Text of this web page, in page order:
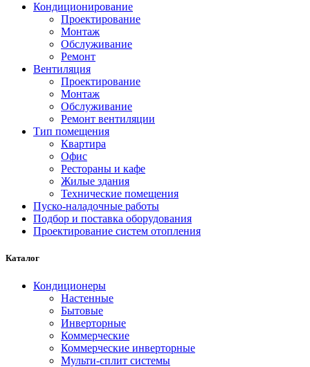
Кондиционирование
Проектирование
Монтаж
Обслуживание
Ремонт
Вентиляция
Проектирование
Монтаж
Обслуживание
Ремонт вентиляции
Тип помещения
Квартира
Офис
Рестораны и кафе
Жилые здания
Технические помещения
Пуско-наладочные работы
Подбор и поставка оборудования
Проектирование систем отопления
Каталог
Кондиционеры
Настенные
Бытовые
Инверторные
Коммерческие
Коммерческие инверторные
Мульти-сплит системы